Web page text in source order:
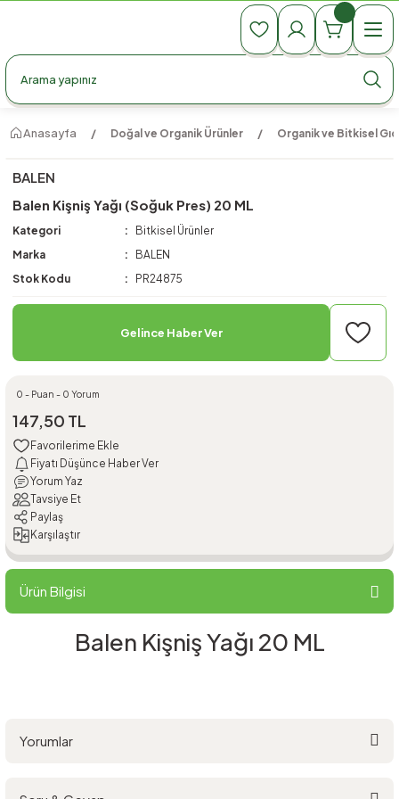
990 TL Üzeri Ücretsiz Kargo
990 TL Üzeri Ücretsiz Kargo
Anasayfa Doğal ve Organik Ürünler Organik ve Bitkisel
BALEN
Balen Kişniş Yağı (Soğuk Pres) 20 ML
Kategori
Bitkisel Ürünler
Marka
BALEN
Stok Kodu
PR24875
Gelince Haber Ver
0 - Puan - 0 Yorum
147,50 TL
Fiyatı Düşünce Haber Ver
Yorum Yaz
Tavsiye Et
Paylaş
Karşılaştır
Ürün Bilgisi
Balen Kişniş Yağı 20 ML
Yorumlar